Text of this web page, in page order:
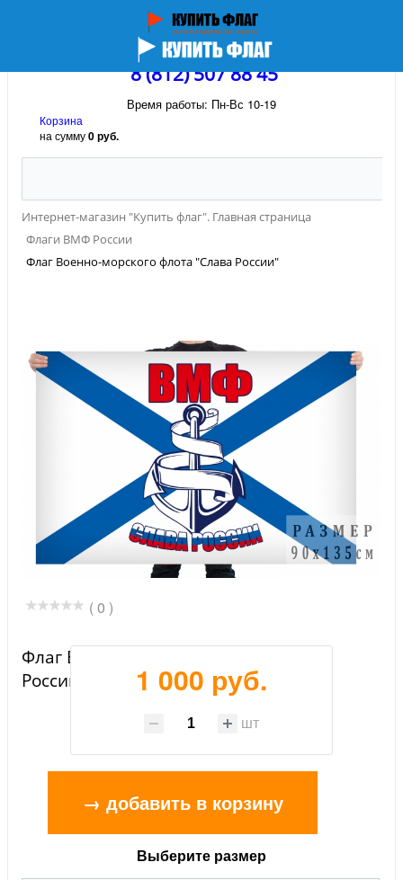
8 (812) 507 88 45
Время работы: Пн-Вс 10-19
Корзина
на сумму0 руб.
Интернет-магазин "Купить флаг". Главная страница
Флаги ВМФ России
Флаг Военно-морского флота "Слава России"
( 0 )
Флаг Военно-морского флота "Слава
России"
1 000 руб.
шт
→ добавить в корзину
Выберите размер